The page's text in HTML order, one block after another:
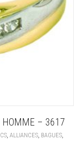
HOMME – 3617
ALLIANCES BAGUES